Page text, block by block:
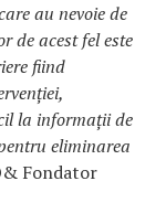
au nevoie de
de acest fel este
fiind
la informații de
eliminarea
Fondator